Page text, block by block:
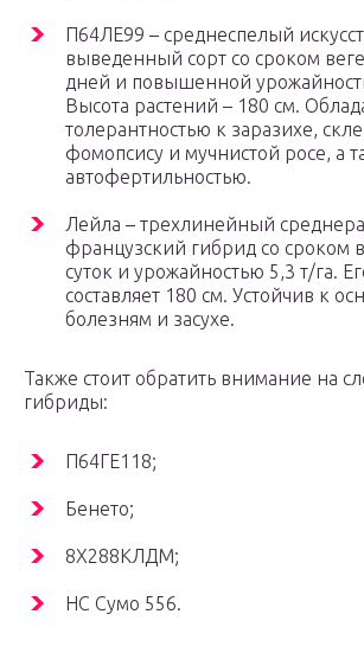
П64ЛЕ99 – среднеспелый
выведенный сорт со сроком
дней и повышенной
Высота растений – 180 см.
толерантностью к заразихе,
фомопсису и мучнистой росе, а
автофертильностью.
Лейла – трехлинейный
французский гибрид со сроком
суток и урожайностью 5,3 т/га.
составляет 180 см. Устойчив к
болезням и засухе.
Также стоит обратить внимание на
гибриды:
П64ГЕ118;
Бенето;
8Х288КЛДМ;
НС Сумо 556.